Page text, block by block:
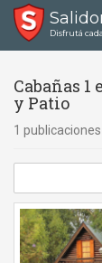
Disfrutá
Cabañas
y Patio
1 publicaciones